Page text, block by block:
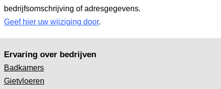
bedrijfsomschrijving of adresgegevens.
Geef hier uw wijziging door.
Ervaring over bedrijven
Badkamers
Gietvloeren